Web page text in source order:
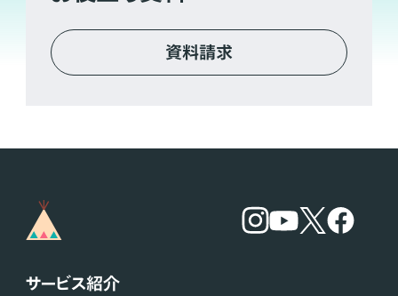
資料請求
サービス紹介